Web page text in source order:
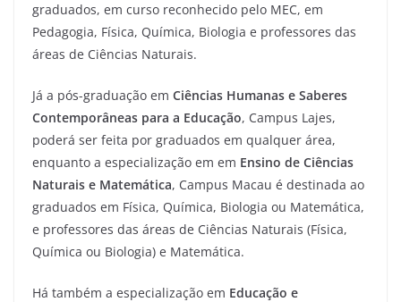
graduados, em curso reconhecido pelo MEC, em
Pedagogia, Física, Química, Biologia e professores das
áreas de Ciências Naturais.
Já a pós-graduação em Ciências Humanas e Saberes
Contemporâneas para a Educação, Campus Lajes,
poderá ser feita por graduados em qualquer área,
enquanto a especialização em em Ensino de Ciências
Naturais e Matemática, Campus Macau é destinada ao
graduados em Física, Química, Biologia ou Matemática,
e professores das áreas de Ciências Naturais (Física,
Química ou Biologia) e Matemática.
Há também a especialização em Educação e